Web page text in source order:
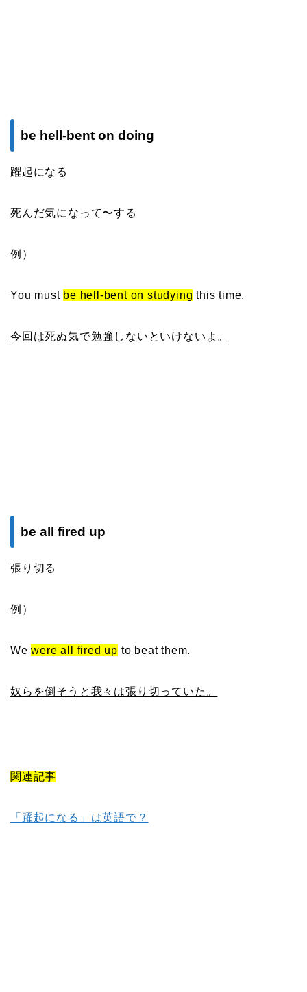
be hell-bent on doing
躍起になる
死んだ気になって〜する
例）
You must be hell-bent on studying this time.
今回は死ぬ気で勉強しないといけないよ。
be all fired up
張り切る
例）
Wewere all fired up to beat them.
奴らを倒そうと我々は張り切っていた。
関連記事
「躍起になる」は英語で？